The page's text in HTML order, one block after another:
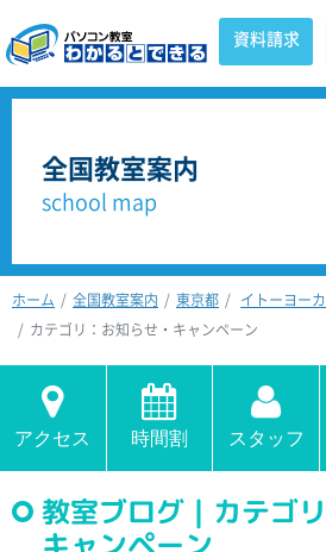
資料請求
全国教室案内
school map
ホーム 全国教室案内 東京都
イトーヨー
カテゴリ：お知らせ・キャンペーン
アクセス 時間割 スタッフ
教室ブログ｜カテゴ